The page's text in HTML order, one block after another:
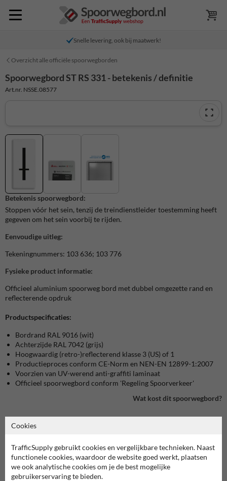
Snelle levering, ook bij maatwerk!
Overzicht alle officiële spoorwegborden
Spoorwegbord ST RS 331 - betekenis / definitie
Art.nr. NSSE.08577
Betekenis spoorwegbord:
Stoppen vóór het sein, tenzij de treindienstleider toestemming heeft
gegeven om het sein voorbij te rijden.
Eenvoudige uitleg:
Tekeningnummers: 103 636; 103 776
Fysieke product informatie:
Officieel aluminium spoorweg bord met dubbel omgezette rand en
reflecterende opdruk
Productspecificaties:
Bordrand RAL 9016 (wit)
Achterzijde RAL 7042 (grijs)
Hoogwaardig (retro-)reflecterend klasse 3 (US) of 1
Productieproces conform CE-Norm en NEN-EN 12899-1:2007
Voorzien van UV-werend anti-graffiti laminaat
Officieel spoorwegbord conform 'Regeling Spoorverkeer'
Wat kost dit spoorwegbord?
Cookies
TrafficSupply gebruikt cookies en vergelijkbare technieken. Naast
functionele cookies, waardoor de website goed werkt, plaatsen
we ook analytische cookies om je de best mogelijke
gebruikerservaring te bieden.